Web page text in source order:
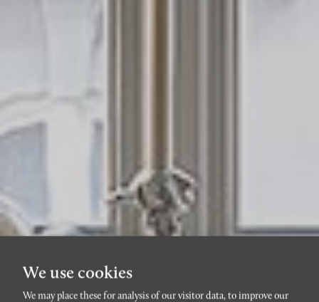
We use cookies
We may place these for analysis of our visitor data, to improve our